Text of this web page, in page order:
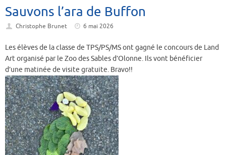
Sauvons l’ara de Buffon
Christophe Brunet 6 mai 2026
Les élèves de la classe de TPS/PS/MS ont gagné le concours de Land
Art organisé par le Zoo des Sables d’Olonne. Ils vont bénéficier
d’une matinée de visite gratuite. Bravo!!